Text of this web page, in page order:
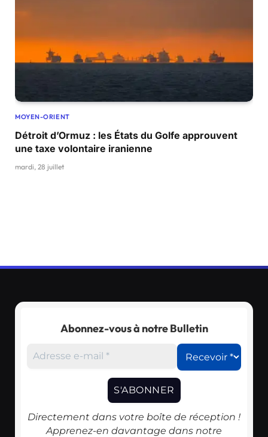
MOYEN-ORIENT
Détroit d’Ormuz : les États du Golfe approuvent
une taxe volontaire iranienne
mardi, 28 juillet
Abonnez-vous à notre Bulletin
Directement dans votre boîte de réception !
Apprenez-en davantage dans notre